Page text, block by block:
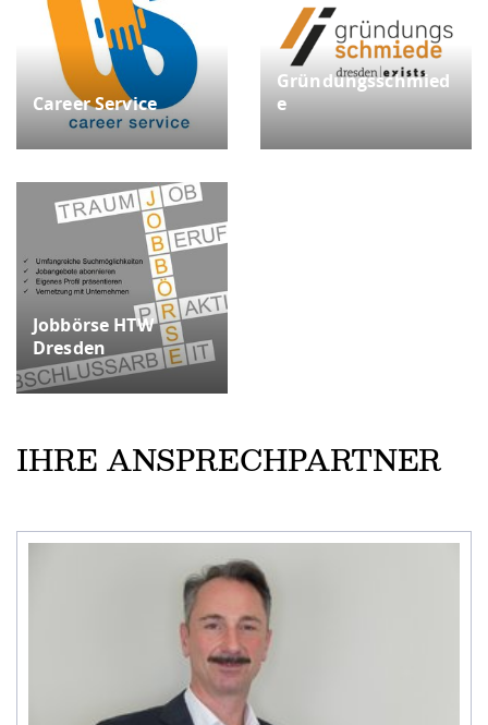
Career Service
Gründungsschmied
e
Jobbörse HTW
Dresden
IHRE ANSPRECHPARTNER